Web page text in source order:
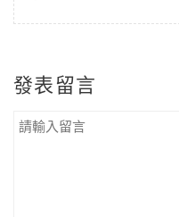
發表留言